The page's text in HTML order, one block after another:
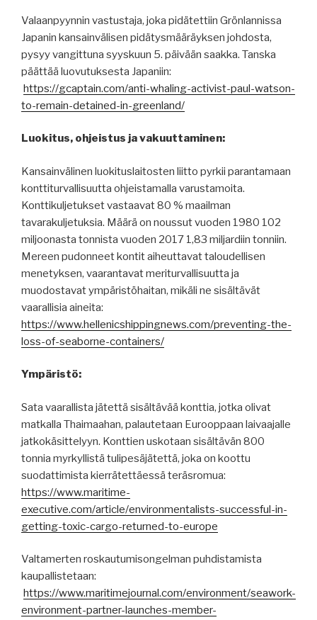
Valaanpyynnin vastustaja, joka pidätettiin Grönlannissa
Japanin kansainvälisen pidätysmääräyksen johdosta,
pysyy vangittuna syyskuun 5. päivään saakka. Tanska
päättää luovutuksesta Japaniin:
https://gcaptain.com/anti-whaling-activist-paul-watson-
to-remain-detained-in-greenland/
Luokitus, ohjeistus ja vakuuttaminen:
Kansainvälinen luokituslaitosten liitto pyrkii parantamaan
konttiturvallisuutta ohjeistamalla varustamoita.
Konttikuljetukset vastaavat 80 % maailman
tavarakuljetuksia. Määrä on noussut vuoden 1980 102
miljoonasta tonnista vuoden 2017 1,83 miljardiin tonniin.
Mereen pudonneet kontit aiheuttavat taloudellisen
menetyksen, vaarantavat meriturvallisuutta ja
muodostavat ympäristöhaitan, mikäli ne sisältävät
vaarallisia aineita:
https://www.hellenicshippingnews.com/preventing-the-
loss-of-seaborne-containers/
Ympäristö:
Sata vaarallista jätettä sisältävää konttia, jotka olivat
matkalla Thaimaahan, palautetaan Eurooppaan laivaajalle
jatkokäsittelyyn. Konttien uskotaan sisältävän 800
tonnia myrkyllistä tulipesäjätettä, joka on koottu
suodattimista kierrätettäessä teräsromua:
https://www.maritime-
executive.com/article/environmentalists-successful-in-
getting-toxic-cargo-returned-to-europe
Valtamerten roskautumisongelman puhdistamista
kaupallistetaan:
https://www.maritimejournal.com/environment/seawork-
environment-partner-launches-member-